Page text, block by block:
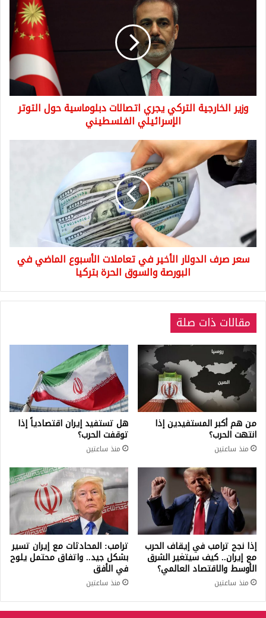
الإسرائيلي
الفلسطيني
وزير الخارجية التركي يجري اتصالات دبلوماسية حول التوتر
الإسرائيلي الفلسطيني
سعر
صرف
الدولار
الأخير
الماضي
في
البورصة
بتركيا
سعر صرف الدولار الأخير في تعاملات الأسبوع الماضي في
البورصة والسوق الحرة بتركيا
مقالات ذات صلة
من هم أكبر المستفيدين إذا
انتهت الحرب؟
منذ ساعتين
هل تستفيد إيران اقتصادياً إذا
توقفت الحرب؟
منذ ساعتين
إذا نجح ترامب في إيقاف الحرب
مع إيران.. كيف سيتغير الشرق
الأوسط والاقتصاد العالمي؟
منذ ساعتين
ترامب: المحادثات مع إيران تسير
بشكل جيد.. واتفاق محتمل يلوح
في الأفق
منذ ساعتين